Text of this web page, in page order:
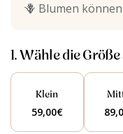
🪻 Blumen
1. Wähle die Größe
Klein
59,00€